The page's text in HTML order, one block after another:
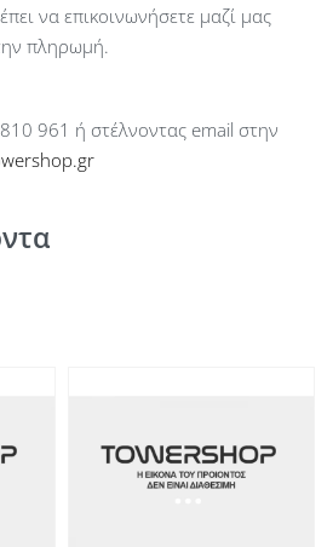
να επικοινωνήσετε μαζί μας
πληρωμή.
961 ή στέλνοντας email στην